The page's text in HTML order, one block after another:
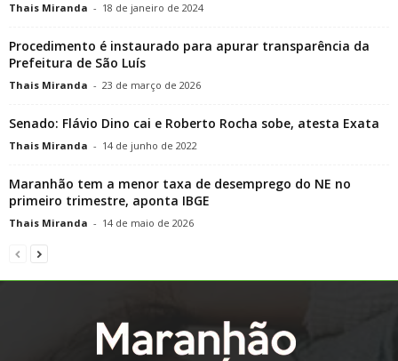
Thais Miranda - 18 de janeiro de 2024
Procedimento é instaurado para apurar transparência da
Prefeitura de São Luís
Thais Miranda - 23 de março de 2026
Senado: Flávio Dino cai e Roberto Rocha sobe, atesta Exata
Thais Miranda - 14 de junho de 2022
Maranhão tem a menor taxa de desemprego do NE no
primeiro trimestre, aponta IBGE
Thais Miranda - 14 de maio de 2026